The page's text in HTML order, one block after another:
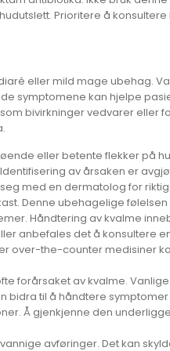
Prioritere å
eller mild mage ubehag.
symptomene kan hjelpe
bivirkninger vedvarer eller
eller betente flekker på
av årsaken er
med en dermatolog for
Denne ubehagelige følelsen
Håndtering av kvalme
anbefales det å konsultere
over-the-counter medisiner
forårsaket av kvalme.
bidra til å håndtere
Å gjenkjenne den
avføringer. Det kan